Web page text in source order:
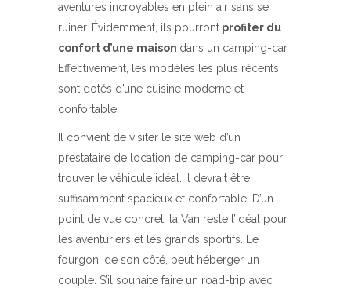
aventures incroyables en plein air sans se
ruiner. Évidemment, ils pourront profiter du
confort d’une maison dans un camping-car.
Effectivement, les modèles les plus récents
sont dotés d’une cuisine moderne et
confortable.
Il convient de visiter le site web d’un
prestataire de location de camping-car pour
trouver le véhicule idéal. Il devrait être
suffisamment spacieux et confortable. D’un
point de vue concret, la Van reste l’idéal pour
les aventuriers et les grands sportifs. Le
fourgon, de son côté, peut héberger un
couple. S’il souhaite faire un road-trip avec